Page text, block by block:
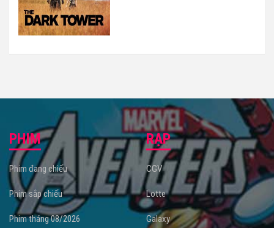
PHIM
Phim đang chiếu
Phim sắp chiếu
Phim tháng 08/2026
RẠP
CGV
Lotte
Galaxy